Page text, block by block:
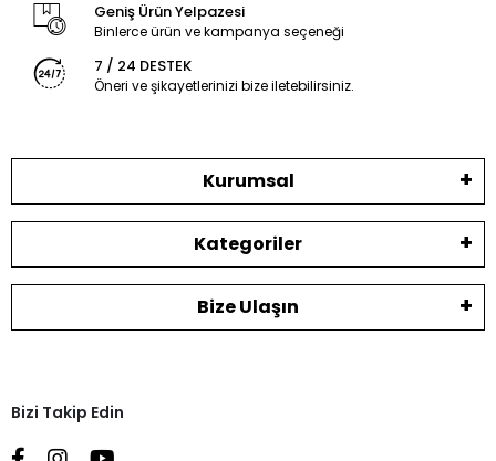
Geniş Ürün Yelpazesi
Binlerce ürün ve kampanya seçeneği
7 / 24 DESTEK
Öneri ve şikayetlerinizi bize iletebilirsiniz.
Kurumsal
Kategoriler
Bize Ulaşın
Bizi Takip Edin